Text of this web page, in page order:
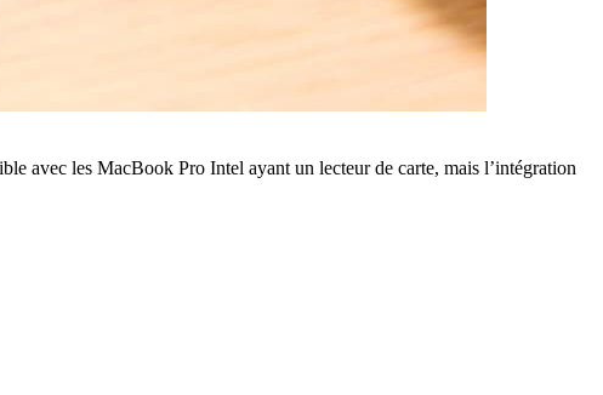
avec les MacBook Pro Intel ayant un lecteur de carte, mais l’intégration